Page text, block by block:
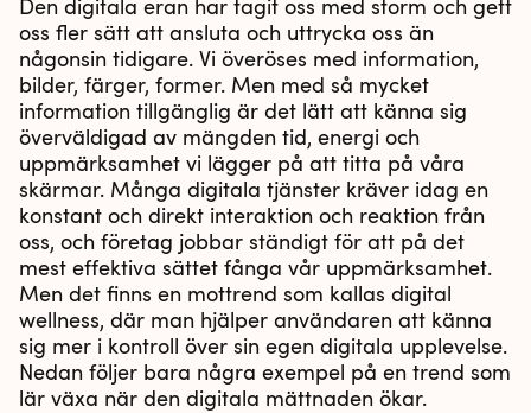
Den digitala eran har tagit oss med storm och gett
oss fler sätt att ansluta och uttrycka oss än
någonsin tidigare. Vi överöses med information,
bilder, färger, former. Men med så mycket
information tillgänglig är det lätt att känna sig
överväldigad av mängden tid, energi och
uppmärksamhet vi lägger på att titta på våra
skärmar. Många digitala tjänster kräver idag en
konstant och direkt interaktion och reaktion från
oss, och företag jobbar ständigt för att på det
mest effektiva sättet fånga vår uppmärksamhet.
Men det finns en mottrend som kallas digital
wellness, där man hjälper användaren att känna
sig mer i kontroll över sin egen digitala upplevelse.
Nedan följer bara några exempel på en trend som
lär växa när den digitala mättnaden ökar.